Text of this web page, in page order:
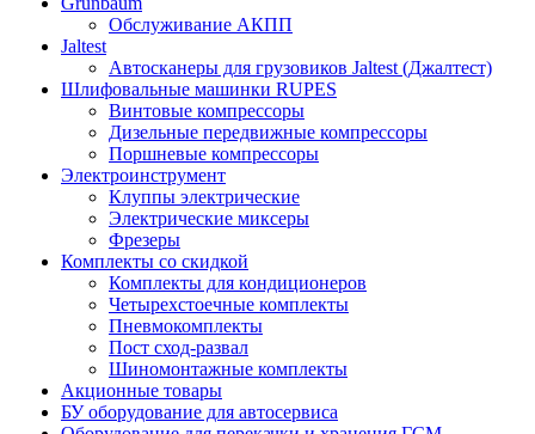
Обслуживание АКПП
Jaltest
Автосканеры для грузовиков Jaltest (Джалтест)
Шлифовальные машинки RUPES
Винтовые компрессоры
Дизельные передвижные компрессоры
Поршневые компрессоры
Электроинструмент
Клуппы электрические
Электрические миксеры
Фрезеры
Комплекты со скидкой
Комплекты для кондиционеров
Четырехстоечные комплекты
Пневмокомплекты
Пост сход-развал
Шиномонтажные комплекты
Акционные товары
БУ оборудование для автосервиса